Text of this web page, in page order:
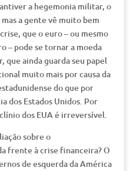
a hegemonia militar, o
a gente vê muito bem
que o euro – ou mesmo
– pode se tornar a moeda
que ainda guarda seu papel
muito mais por causa da
do que por
dos Estados Unidos. Por
dos EUA é irreversível.
sobre o
frente à crise financeira? O
de esquerda da América